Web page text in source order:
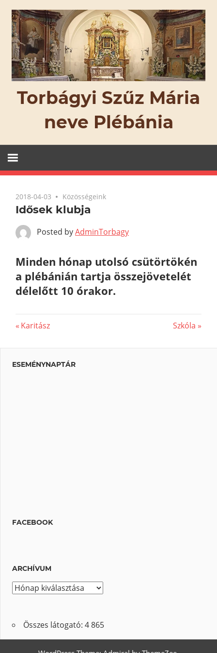
content
Torbágyi Szűz Mária
neve Plébánia
2018-04-03 Közösségeink
Idősek klubja
Posted byAdminTorbagy
Minden hónap utolsó csütörtökén
a plébánián tartja összejövetelét
délelőtt 10 órakor.
navigáció
Previous
Karitász
Next
Szkóla
ESEMÉNYNAPTÁR
FACEBOOK
ARCHÍVUM
A
h
í
Összes látogató: 4 865